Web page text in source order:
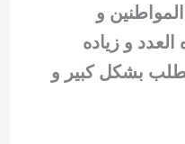
المواطنين و
العدد و زياده
بشكل كبير و